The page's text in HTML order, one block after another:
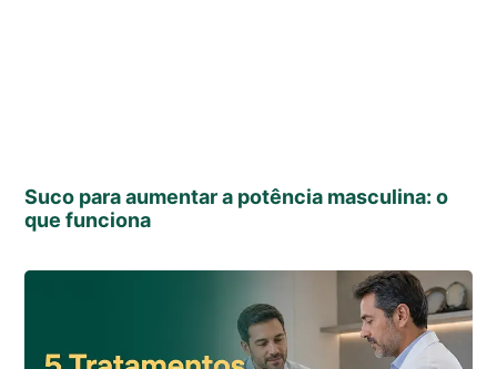
Suco para aumentar a potência masculina: o
que funciona